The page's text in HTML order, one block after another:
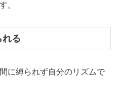
。
れる
に縛られず自分のリズムで